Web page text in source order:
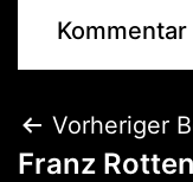
Vorheriger
Franz